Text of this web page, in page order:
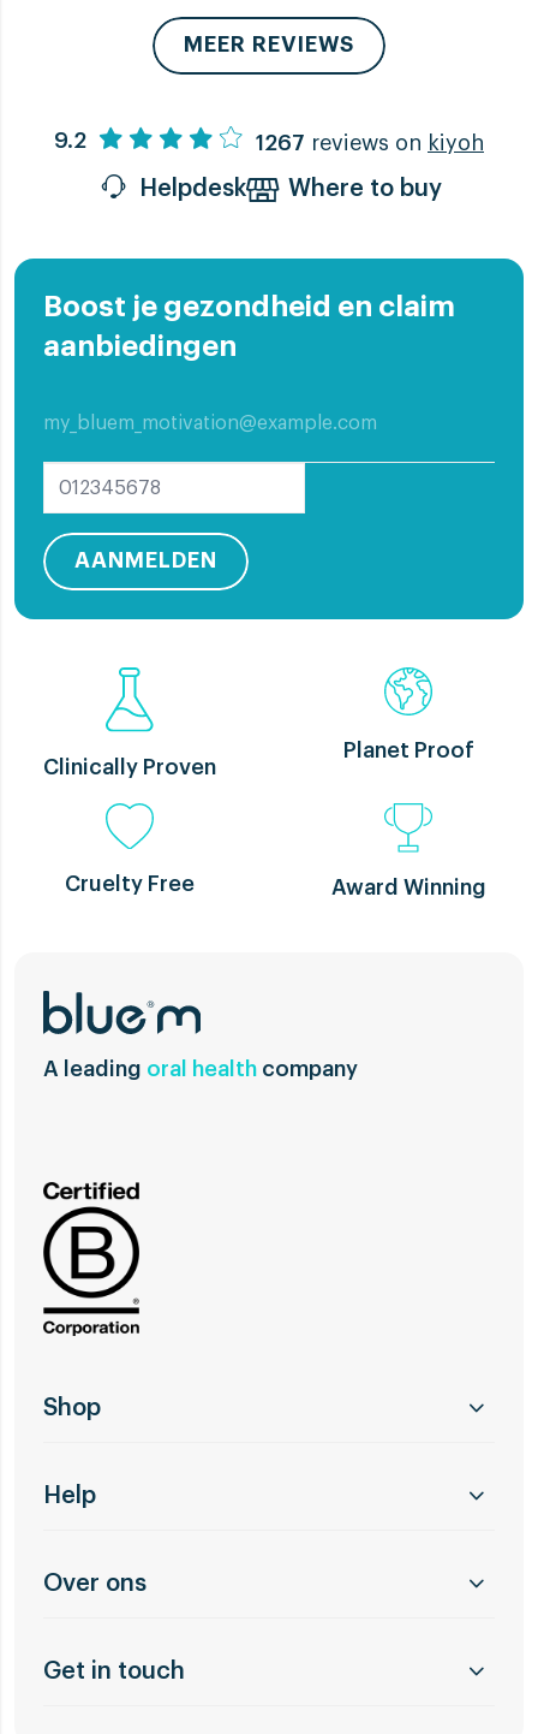
MEER REVIEWS
9.2 1267 reviews on kiyoh
Helpdesk Where to buy
Boost je gezondheid en claim
aanbiedingen
AANMELDEN
Clinically Proven
Planet Proof
Cruelty Free Award Winning
A leading oral health company
Shop
Help
Over ons
Get in touch